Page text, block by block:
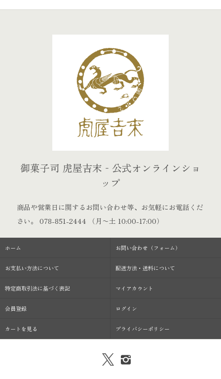
御菓子司 虎屋吉末‐公式オンラインショ
ップ
商品や営業日に関するお問い合わせ等、お気軽にお電話くだ
さい。
078-851-2444 （月〜土 10:00-17:00）
ホーム お問い合わせ（フォーム）
お支払い方法について 配送方法・送料について
特定商取引法に基づく表記 マイアカウント
会員登録 ログイン
カートを見る プライバシーポリシー